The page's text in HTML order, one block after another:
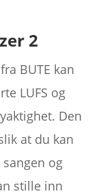
2
BUTE kan
LUFS og
Den
at du kan
og
stille inn